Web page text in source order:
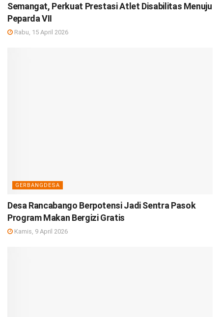
Semangat, Perkuat Prestasi Atlet Disabilitas Menuju
Peparda VII
Rabu, 15 April 2026
GERBANGDESA
Desa Rancabango Berpotensi Jadi Sentra Pasok
Program Makan Bergizi Gratis
Kamis, 9 April 2026